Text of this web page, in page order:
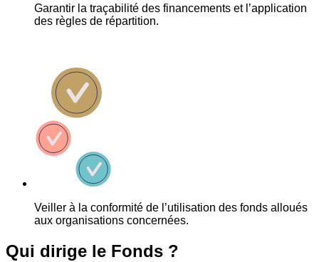
Garantir la traçabilité des financements et l’application
des règles de répartition.
Veiller à la conformité de l’utilisation des fonds alloués
aux organisations concernées.
Qui dirige le Fonds ?